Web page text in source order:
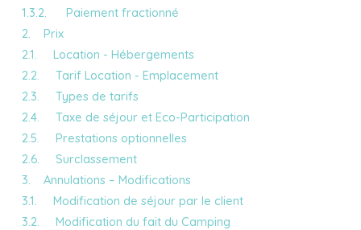
1.3.2. Paiement fractionné
2. Prix
2.1. Location - Hébergements
2.2. Tarif Location - Emplacement
2.3. Types de tarifs
2.4. Taxe de séjour et Eco-Participation
2.5. Prestations optionnelles
2.6. Surclassement
3. Annulations – Modifications
3.1. Modification de séjour par le client
3.2. Modification du fait du Camping